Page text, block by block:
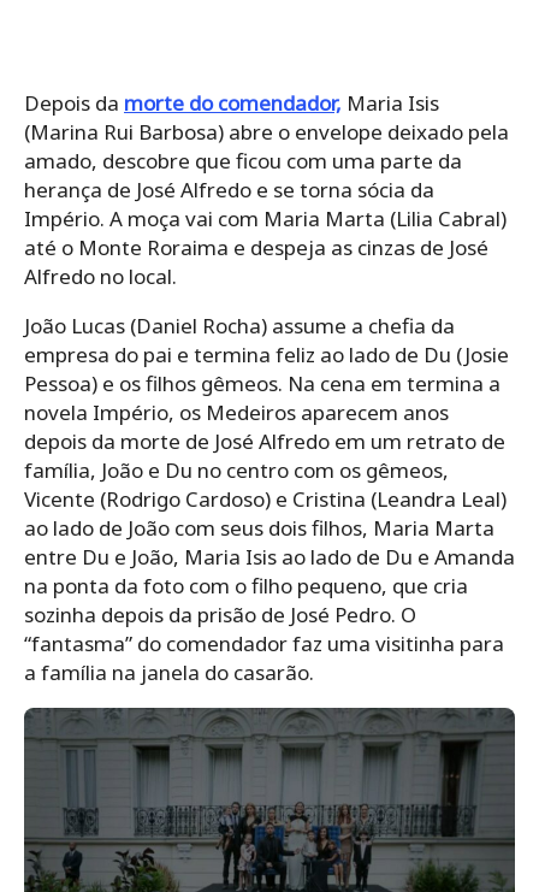
Depois da morte do comendador, Maria Isis
(Marina Rui Barbosa) abre o envelope deixado pela
amado, descobre que ficou com uma parte da
herança de José Alfredo e se torna sócia da
Império. A moça vai com Maria Marta (Lilia Cabral)
até o Monte Roraima e despeja as cinzas de José
Alfredo no local.
João Lucas (Daniel Rocha) assume a chefia da
empresa do pai e termina feliz ao lado de Du (Josie
Pessoa) e os filhos gêmeos. Na cena em termina a
novela Império, os Medeiros aparecem anos
depois da morte de José Alfredo em um retrato de
família, João e Du no centro com os gêmeos,
Vicente (Rodrigo Cardoso) e Cristina (Leandra Leal)
ao lado de João com seus dois filhos, Maria Marta
entre Du e João, Maria Isis ao lado de Du e Amanda
na ponta da foto com o filho pequeno, que cria
sozinha depois da prisão de José Pedro. O
“fantasma” do comendador faz uma visitinha para
a família na janela do casarão.